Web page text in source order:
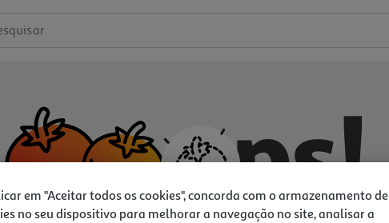
em "Aceitar todos os cookies", concorda com o armazenamento de
no seu dispositivo para melhorar a navegação no site, analisar a